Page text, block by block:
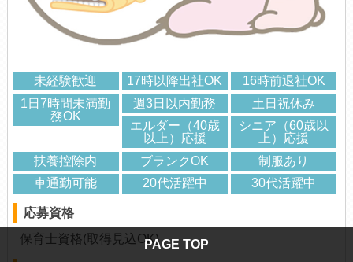
未経験歓迎 17時以降出社OK
16時前退社OK
1日7時間未満勤
務OK
週3日以内勤務
土日祝休み
エルダー（40歳
以上）応援
シニア（60歳以
上）応援
扶養控除内
ブランクOK
制服あり
車通勤可能
20代活躍中 30代活躍中
応募資格
保育士資格(取得見込OK)PAGE TOP